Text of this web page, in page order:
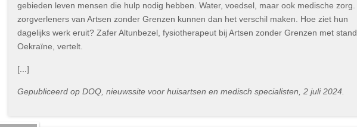
gebieden leven mensen die hulp nodig hebben. Water, voedsel, maar ook medische zorg.
zorgverleners van Artsen zonder Grenzen kunnen dan het verschil maken. Hoe ziet hun
dagelijks werk eruit? Zafer Altunbezel, fysiotherapeut bij Artsen zonder Grenzen met
Oekraïne, vertelt.
[...]
Gepubliceerd op DOQ, nieuwssite voor huisartsen en medisch specialisten, 2 juli 2024.